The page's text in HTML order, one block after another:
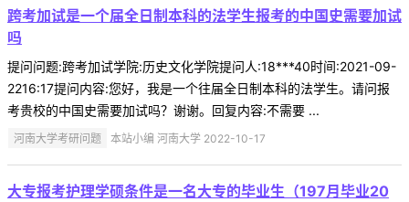
跨考加试是一个届全日制本科的法学生报考的中国史需要加试
吗
提问问题:跨考加试学院:历史文化学院提问人:18***40时间:2021-09-
2216:17提问内容:您好，我是一个往届全日制本科的法学生。请问报
考贵校的中国史需要加试吗？谢谢。回复内容:不需要 ...
河南大学考研问题 本站小编 河南大学 2022-10-17
大专报考护理学硕条件是一名大专的毕业生（197月毕业20